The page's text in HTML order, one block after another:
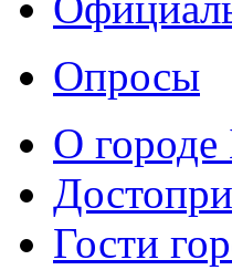
Опросы
О городе
Гости